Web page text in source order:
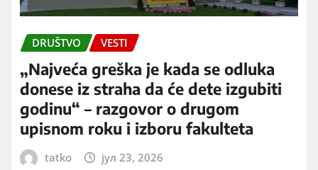
DRUŠTVO VESTI
„Najveća greška je kada se odluka
donese iz straha da će dete izgubiti
godinu“ – razgovor o drugom
upisnom roku i izboru fakulteta
tatko јул 23, 2026